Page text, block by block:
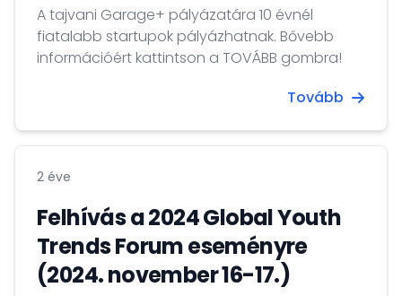
A tajvani Garage+ pályázatára 10 évnél
fiatalabb startupok pályázhatnak. Bővebb
információért kattintson a TOVÁBB gombra!
Tovább
2 éve
Felhívás a 2024 Global Youth
Trends Forum eseményre
(2024. november 16-17.)